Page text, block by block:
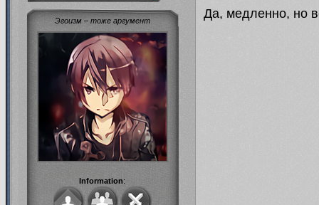
Эгоизм – тоже аргумент
Information:
Да, медленно, но